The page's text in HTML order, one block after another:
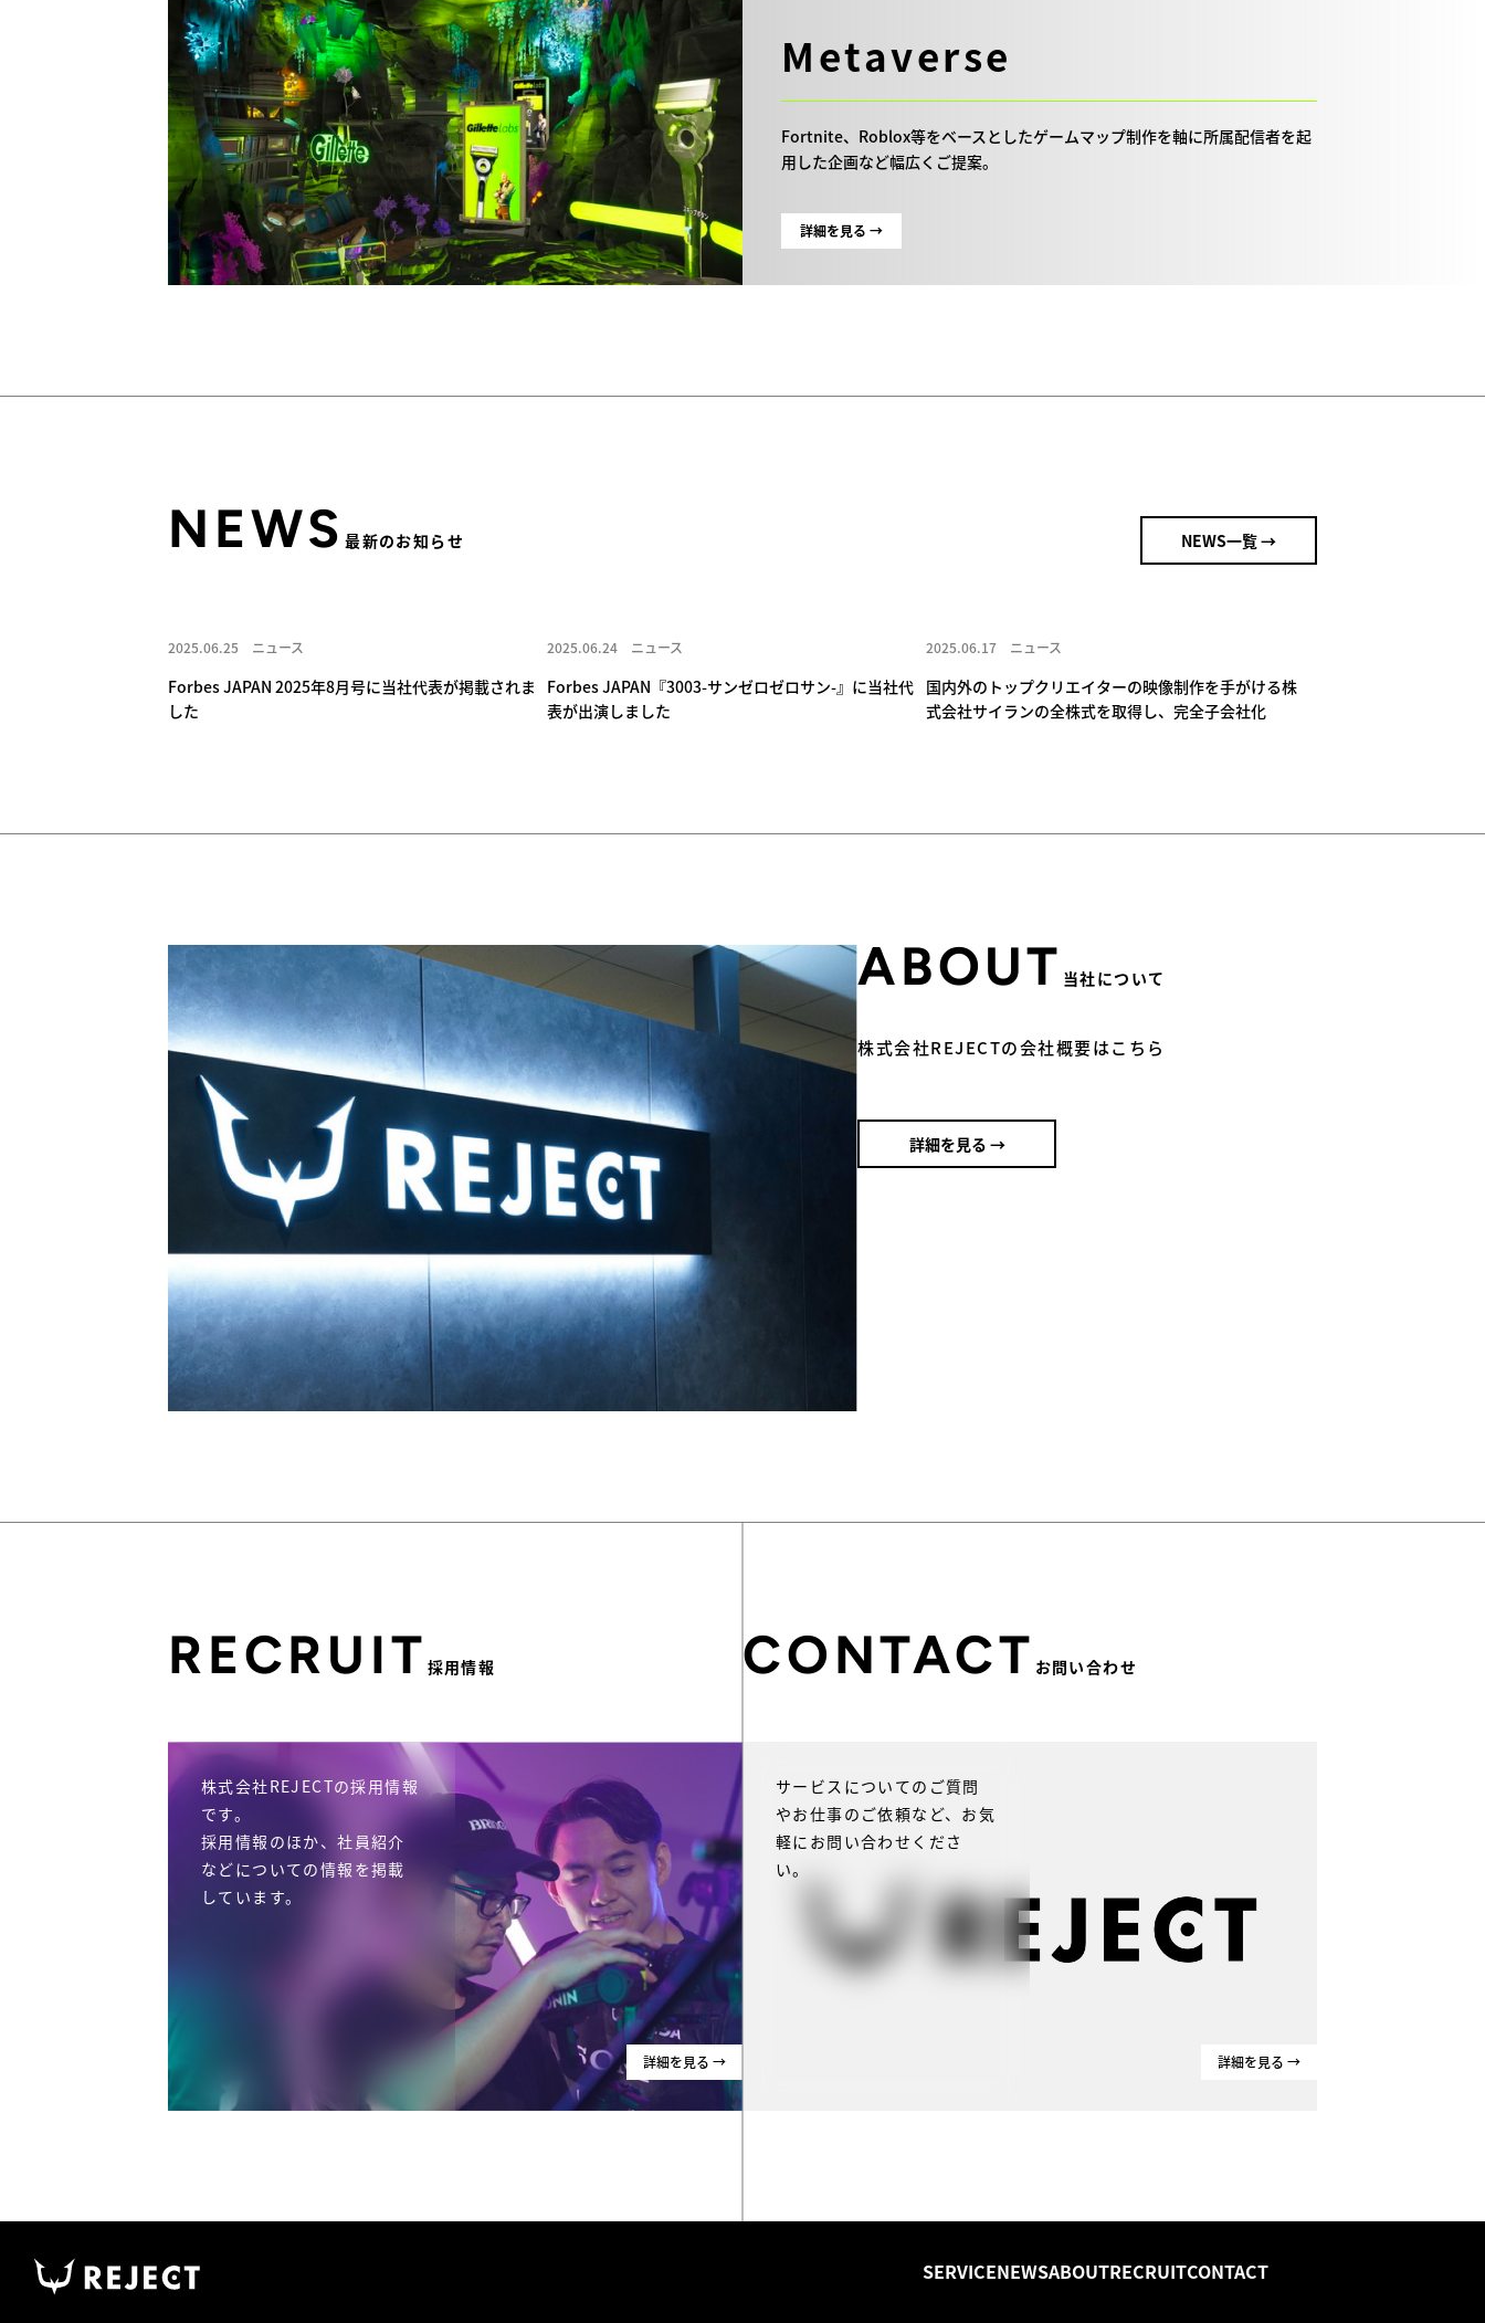
Metaverse
Fortnite、Roblox等をベースとしたゲームマップ制作を軸に所属配信者を起
用した企画など幅広くご提案。
詳細を見る →
NEWS最新のお知らせ NEWS一覧 →
2025.06.25 ニュース
Forbes JAPAN 2025年8月号に当社代表が掲載されま
した
2025.06.24 ニュース
Forbes JAPAN『3003-サンゼロゼロサン-』に当社代
表が出演しました
2025.06.17 ニュース
国内外のトップクリエイターの映像制作を手がける株
式会社サイランの全株式を取得し、完全子会社化
ABOUT 当社について
株式会社REJECTの会社概要はこちら
詳細を見る →
RECRUIT 採用情報
株式会社REJECTの採用情報
です。
採用情報のほか、社員紹介
などについての情報を掲載
しています。
詳細を見る →
CONTACT お問い合わせ
サービスについてのご質問
やお仕事のご依頼など、お気
軽にお問い合わせくださ
い。
詳細を見る →
SERVICENEWSABOUTRECRUITCONTACT